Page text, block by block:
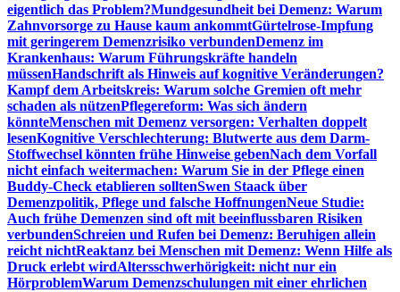
eigentlich das Problem?Mundgesundheit bei Demenz: Warum
Zahnvorsorge zu Hause kaum ankommtGürtelrose-Impfung
mit geringerem Demenzrisiko verbundenDemenz im
Krankenhaus: Warum Führungskräfte handeln
müssenHandschrift als Hinweis auf kognitive Veränderungen?
Kampf dem Arbeitskreis: Warum solche Gremien oft mehr
schaden als nützenPflegereform: Was sich ändern
könnteMenschen mit Demenz versorgen: Verhalten doppelt
lesenKognitive Verschlechterung: Blutwerte aus dem Darm-
Stoffwechsel könnten frühe Hinweise gebenNach dem Vorfall
nicht einfach weitermachen: Warum Sie in der Pflege einen
Buddy-Check etablieren solltenSwen Staack über
Demenzpolitik, Pflege und falsche HoffnungenNeue Studie:
Auch frühe Demenzen sind oft mit beeinflussbaren Risiken
verbundenSchreien und Rufen bei Demenz: Beruhigen allein
reicht nichtReaktanz bei Menschen mit Demenz: Wenn Hilfe als
Druck erlebt wirdAltersschwerhörigkeit: nicht nur ein
HörproblemWarum Demenzschulungen mit einer ehrlichen